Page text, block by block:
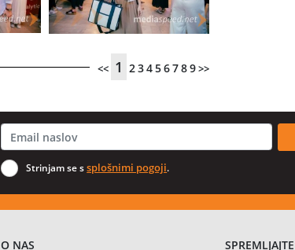
<< 1 23456789>>
Strinjam se ssplošnimi pogoji.
O NAS